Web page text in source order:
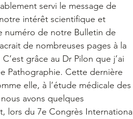
servi le message de
intérêt scientifique et
numéro de notre Bulletin de
de nombreuses pages à la
grâce au Dr Pilon que j’ai
Pathographie. Cette dernière
elle, à l’étude médicale des
avons quelques
lors du 7e Congrès International